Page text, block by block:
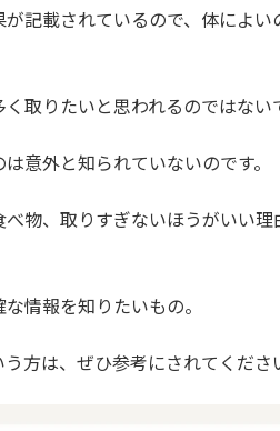
記載されているので、体によい
取りたいと思われるのではない
意外と知られていないのです。
物、取りすぎないほうがいい理
情報を知りたいもの。
方は、ぜひ参考にされてくださ